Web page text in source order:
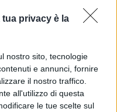
tua privacy è la
nostro sito, tecnologie
e annunci, fornire
il nostro traffico.
all'utilizzo di questa
le tue scelte sul
di Nicola Porro: un
cultura e un
pungenti!